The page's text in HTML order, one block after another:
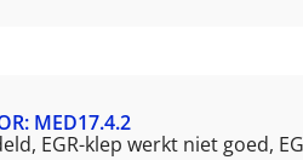
MED17.4.2
EGR-klep werkt niet goed,